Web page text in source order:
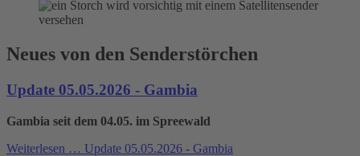
Neues von den Senderstörchen
Update 05.05.2026 - Gambia
Gambia seit dem 04.05. im Spreewald
Weiterlesen … Update 05.05.2026 - Gambia